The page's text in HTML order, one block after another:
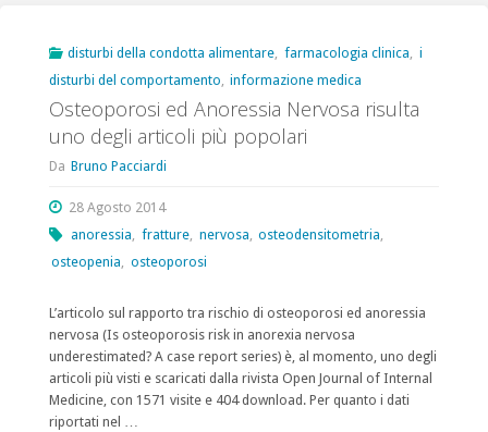
disturbi della condotta alimentare, farmacologia clinica, i
disturbi del comportamento, informazione medica
Osteoporosi ed Anoressia Nervosa risulta
uno degli articoli più popolari
Da Bruno Pacciardi
28 Agosto 2014
anoressia, fratture, nervosa, osteodensitometria,
osteopenia, osteoporosi
L’articolo sul rapporto tra rischio di osteoporosi ed anoressia
nervosa (Is osteoporosis risk in anorexia nervosa
underestimated? A case report series) è, al momento, uno degli
articoli più visti e scaricati dalla rivista Open Journal of Internal
Medicine, con 1571 visite e 404 download. Per quanto i dati
riportati nel …